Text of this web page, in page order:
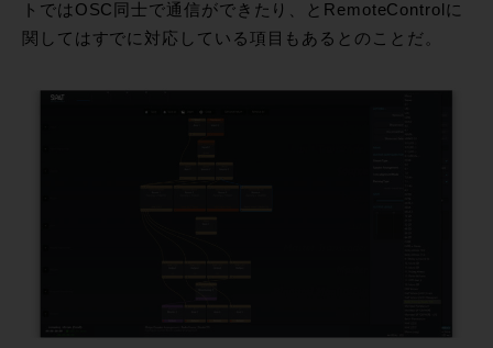
トではOSC同士で通信ができたり、とRemoteControlに
関してはすでに対応している項目もあるとのことだ。